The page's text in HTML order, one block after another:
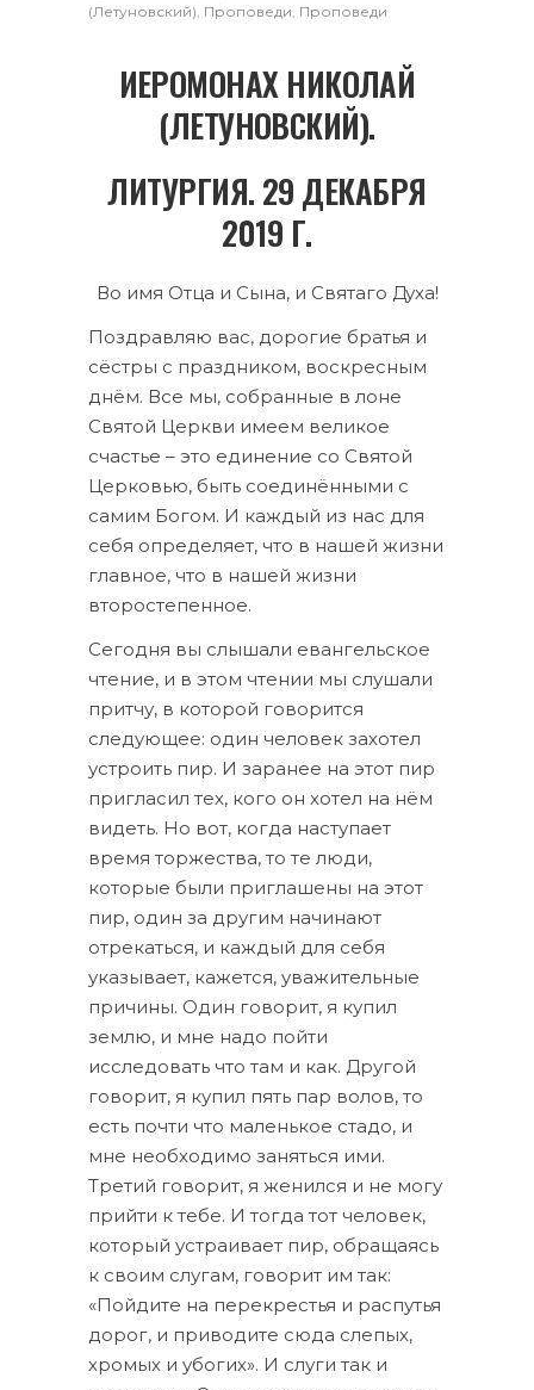
(Летуновский) Проповеди Проповеди
ИЕРОМОНАХ НИКОЛАЙ
(ЛЕТУНОВСКИЙ).
ЛИТУРГИЯ. 29 ДЕКАБРЯ
2019 Г.
Во имя Отца и Сына, и Святаго Духа!
Поздравляю вас, дорогие братья и
сёстры с праздником, воскресным
днём. Все мы, собранные в лоне
Святой Церкви имеем великое
счастье – это единение со Святой
Церковью, быть соединёнными с
самим Богом. И каждый из нас для
себя определяет, что в нашей жизни
главное, что в нашей жизни
второстепенное.
Сегодня вы слышали евангельское
чтение, и в этом чтении мы слушали
притчу, в которой говорится
следующее: один человек захотел
устроить пир. И заранее на этот пир
пригласил тех, кого он хотел на нём
видеть. Но вот, когда наступает
время торжества, то те люди,
которые были приглашены на этот
пир, один за другим начинают
отрекаться, и каждый для себя
указывает, кажется, уважительные
причины. Один говорит, я купил
землю, и мне надо пойти
исследовать что там и как. Другой
говорит, я купил пять пар волов, то
есть почти что маленькое стадо, и
мне необходимо заняться ими.
Третий говорит, я женился и не могу
прийти к тебе. И тогда тот человек,
который устраивает пир, обращаясь
к своим слугам, говорит им так:
«Пойдите на перекрестья и распутья
дорог, и приводите сюда слепых,
хромых и убогих». И слуги так и